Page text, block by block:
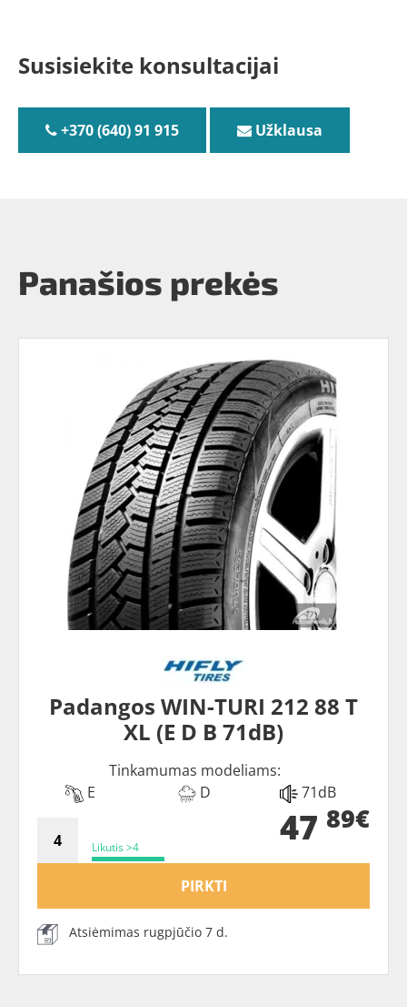
Susisiekite konsultacijai
+370 (640) 91 915 Užklausa
Panašios prekės
Padangos WIN-TURI 212 88 T
XL (E D B 71dB)
Tinkamumas modeliams:
E
D 71dB
Likutis >4 47 89€
PIRKTI
Atsiėmimas rugpjūčio 7 d.